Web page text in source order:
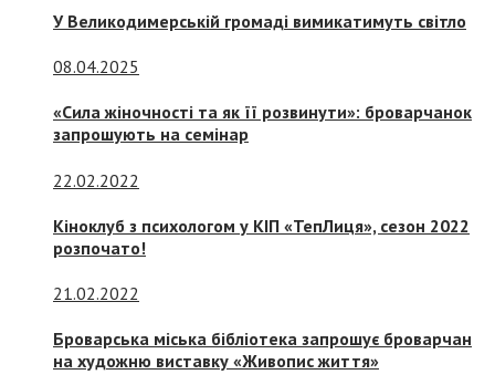
У Великодимерській громаді вимикатимуть світло
08.04.2025
«Сила жіночності та як її розвинути»: броварчанок
запрошують на семінар
22.02.2022
Кіноклуб з психологом у КІП «ТепЛиця», сезон 2022
розпочато!
21.02.2022
Броварська міська бібліотека запрошує броварчан
на художню виставку «Живопис життя»